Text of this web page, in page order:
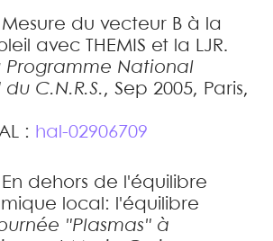
Mesure du vecteur B à la
avec THEMIS et la LJR.
Programme National
C.N.R.S., Sep 2005, Paris,
: hal-02906709
En dehors de l'équilibre
local: l'équilibre
"Plasmas" à